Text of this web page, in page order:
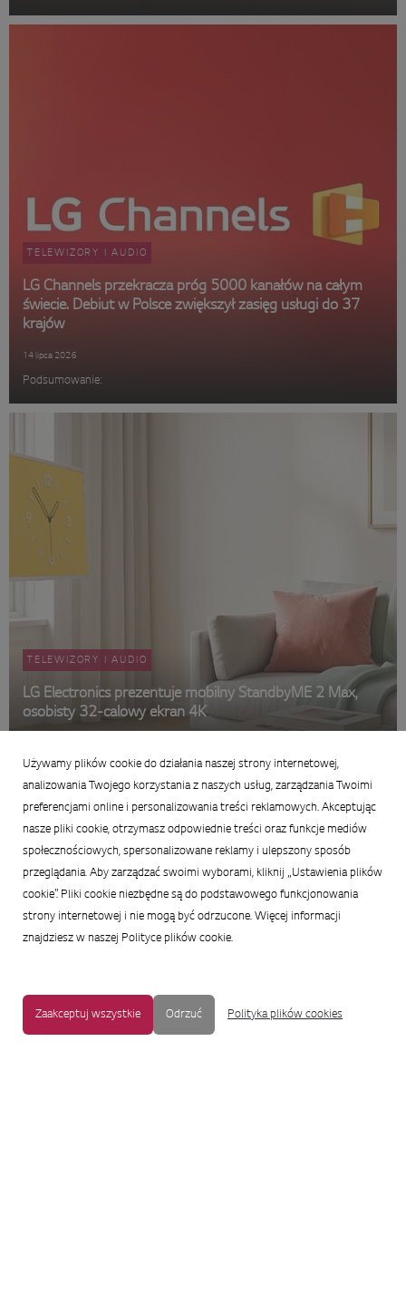
TELEWIZORY I AUDIO
LG Channels przekracza próg 5000 kanałów na całym
świecie. Debiut w Polsce zwiększył zasięg usługi do 37
krajów
14 lipca 2026
Podsumowanie:
TELEWIZORY I AUDIO
LG Electronics prezentuje mobilny StandbyME 2 Max,
osobisty 32-calowy ekran 4K
Podsumowanie
Używamy plików cookie do działania naszej strony internetowej,
analizowania Twojego korzystania z naszych usług, zarządzania Twoimi
preferencjami online i personalizowania treści reklamowych. Akceptując
nasze pliki cookie, otrzymasz odpowiednie treści oraz funkcje mediów
społecznościowych, spersonalizowane reklamy i ulepszony sposób
przeglądania. Aby zarządzać swoimi wyborami, kliknij „Ustawienia plików
cookie”. Pliki cookie niezbędne są do podstawowego funkcjonowania
strony internetowej i nie mogą być odrzucone. Więcej informacji
znajdziesz w naszej Polityce plików cookie.
Zaakceptuj wszystkie Odrzuć Polityka plików cookies